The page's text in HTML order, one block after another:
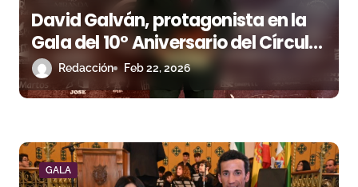
David Galván, protagonista en la
Gala del 10º Aniversario del Círculo
Cultural Taurino de Martos
Redacción Feb 22, 2026
GALA